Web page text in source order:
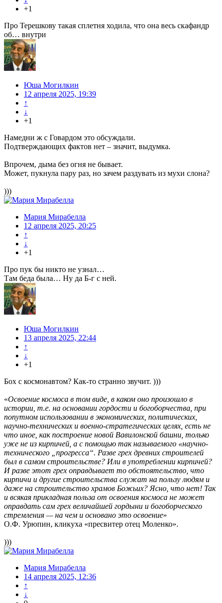
+1
Про Терешкову такая сплетня ходила, что она весь скафандр
об… внутри
Юша Могилкин
12 апреля 2025, 19:39
↑
↓
+1
Намедни ж с Говардом это обсуждали.
Подтверждающих фактов нет – значит, выдумка.
Впрочем, дыма без огня не бывает.
Может, пукнула пару раз, но зачем раздувать из мухи слона?
)))
Мария Мирабелла
12 апреля 2025, 20:25
↑
↓
+1
Про пук бы никто не узнал…
Там беда была… Ну да Б-г с ней.
Юша Могилкин
13 апреля 2025, 22:44
↑
↓
+1
Бох с космонавтом? Как-то странно звучит. )))
«Освоение космоса в том виде, в каком оно произошло в
истории, т.е. на основании гордости и богоборчества, при
попутном использовании в экономических, политических,
научно-технических и военно-стратегических целях, есть не
что иное, как построение новой Вавилонской башни, только
уже не из кирпичей, а с помощью так называемого «научно-
технического „прогресса“. Разве грех древних строителей
был в самом строительстве? Или в употреблении кирпичей?
И разве этот грех оправдывает то обстоятельство, что
кирпичи и другие строительства служат на пользу людям и
даже на строительство храмов Божьих? Ясно, что нет! Так
и всякая прикладная польза от освоения космоса не может
оправдать сам грех величайшей гордыни и богоборческого
стремления — на чем и основано это освоение»
О.Ф. Урюпин, кликуха «пресвитер отец Моленко».
)))
Мария Мирабелла
14 апреля 2025, 12:36
↑
↓